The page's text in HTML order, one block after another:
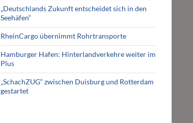
„Deutschlands Zukunft entscheidet sich in den
Seehäfen“
RheinCargo übernimmt Rohrtransporte
Hamburger Hafen: Hinterlandverkehre weiter im
Plus
„SchachZUG“ zwischen Duisburg und Rotterdam
gestartet